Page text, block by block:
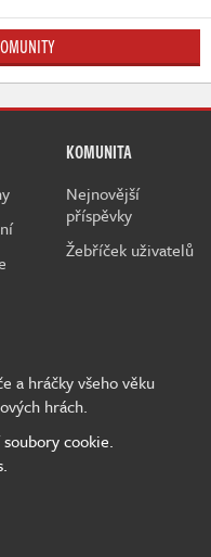
KOMUNITA
Nejnovější
příspěvky
Žebříček uživatelů
a hráčky všeho věku
hrách.
cookie.